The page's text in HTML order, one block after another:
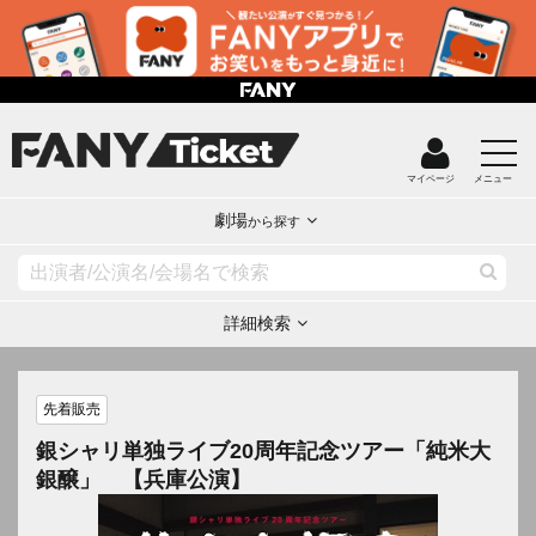
マイページ メニュー
劇場から探す
詳細検索
先着販売
銀シャリ単独ライブ20周年記念ツアー「純米大
銀醸」 【兵庫公演】